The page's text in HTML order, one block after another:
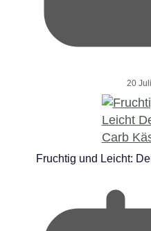
20
Fruchtig und Leicht: